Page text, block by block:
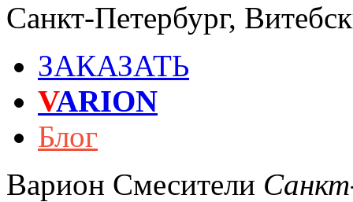
Санкт-Петербург,
ЗАКАЗАТЬ
VARION
Блог
Варион Смесители